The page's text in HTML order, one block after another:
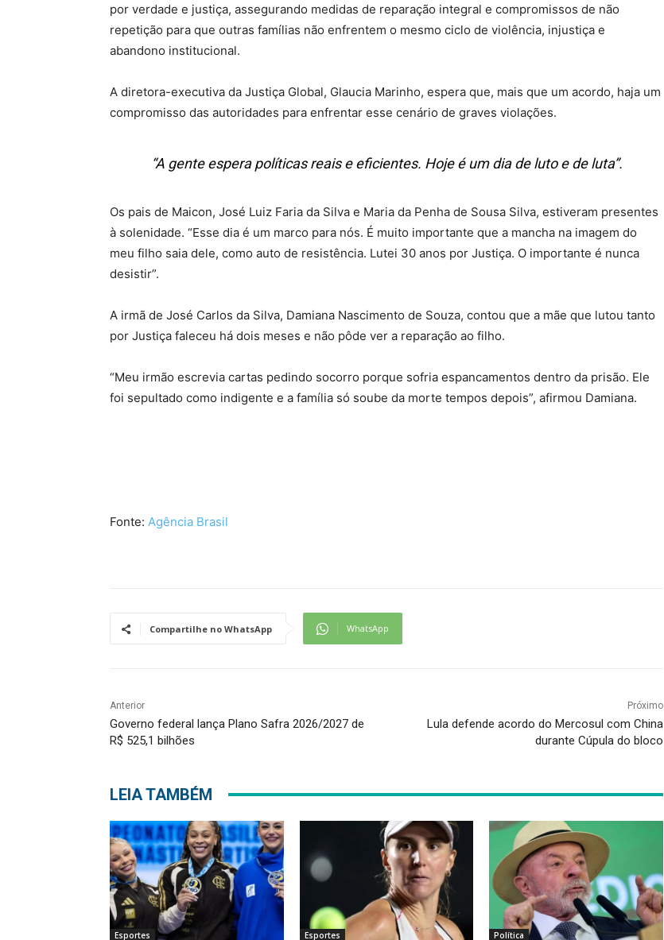
por verdade e justiça, assegurando medidas de reparação integral e compromissos de não
repetição para que outras famílias não enfrentem o mesmo ciclo de violência, injustiça e
abandono institucional.
A diretora-executiva da Justiça Global, Glaucia Marinho, espera que, mais que um acordo, haja um
compromisso das autoridades para enfrentar esse cenário de graves violações.
“A gente espera políticas reais e eficientes. Hoje é um dia de luto e de luta”.
Os pais de Maicon, José Luiz Faria da Silva e Maria da Penha de Sousa Silva, estiveram presentes
à solenidade. “Esse dia é um marco para nós. É muito importante que a mancha na imagem do
meu filho saia dele, como auto de resistência. Lutei 30 anos por Justiça. O importante é nunca
desistir”.
A irmã de José Carlos da Silva, Damiana Nascimento de Souza, contou que a mãe que lutou tanto
por Justiça faleceu há dois meses e não pôde ver a reparação ao filho.
“Meu irmão escrevia cartas pedindo socorro porque sofria espancamentos dentro da prisão. Ele
foi sepultado como indigente e a família só soube da morte tempos depois”, afirmou Damiana.
Fonte: Agência Brasil
Compartilhe no WhatsApp WhatsApp
Anterior
Governo federal lança Plano Safra 2026/2027 de
R$ 525,1 bilhões
Próximo
Lula defende acordo do Mercosul com China
durante Cúpula do bloco
LEIA TAMBÉM
Esportes Esportes Política